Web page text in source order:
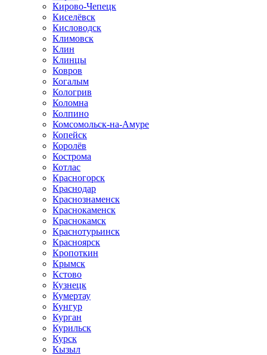
Кирово-Чепецк
Киселёвск
Кисловодск
Климовск
Клин
Клинцы
Ковров
Когалым
Кологрив
Коломна
Колпино
Комсомольск-на-Амуре
Копейск
Королёв
Кострома
Котлас
Красногорск
Краснодар
Краснознаменск
Краснокаменск
Краснокамск
Краснотурьинск
Красноярск
Кропоткин
Крымск
Кстово
Кузнецк
Кумертау
Кунгур
Курган
Курильск
Курск
Кызыл